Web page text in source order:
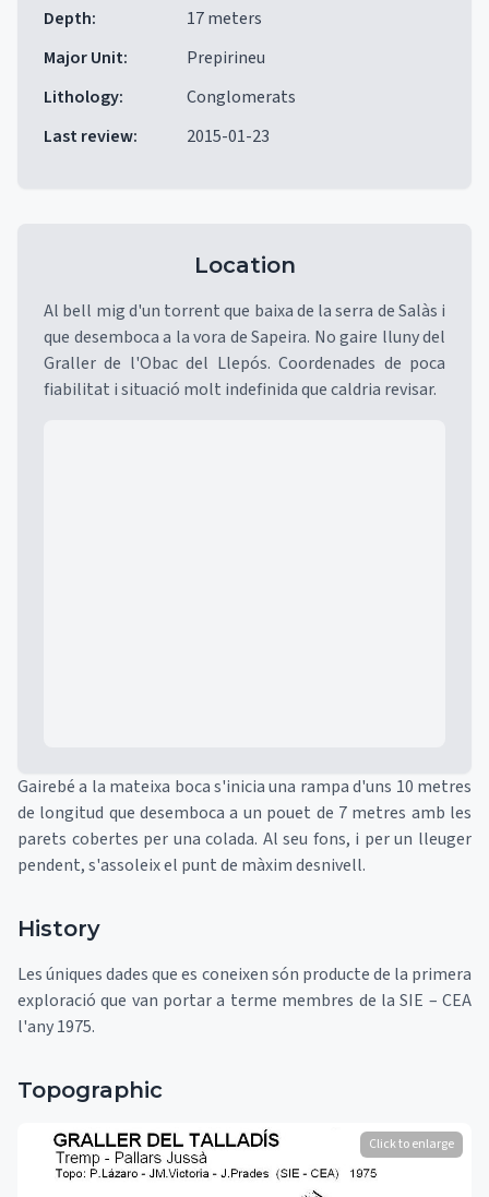
Depth:
17 meters
Major Unit:
Prepirineu
Lithology:
Conglomerats
Last review: 2015-01-23
Location
Al bell mig d'un torrent que baixa de la serra de Salàs i
que desemboca a la vora de Sapeira. No gaire lluny del
Graller de l'Obac del Llepós. Coordenades de poca
fiabilitat i situació molt indefinida que caldria revisar.
Gairebé a la mateixa boca s'inicia una rampa d'uns 10 metres
de longitud que desemboca a un pouet de 7 metres amb les
parets cobertes per una colada. Al seu fons, i per un lleuger
pendent, s'assoleix el punt de màxim desnivell.
History
Les úniques dades que es coneixen són producte de la primera
exploració que van portar a terme membres de la SIE – CEA
l'any 1975.
Topographic
Click to enlarge